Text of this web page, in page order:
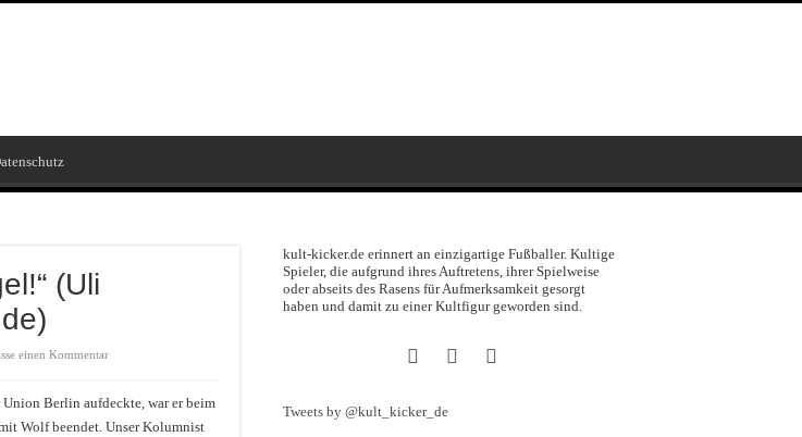
(Uli
einen Kommentar
Berlin aufdeckte, war er beim
Wolf beendet. Unser Kolumnist
kult-kicker.de erinnert an einzigartige Fußballer. Kultige
Spieler, die aufgrund ihres Auftretens, ihrer Spielweise
oder abseits des Rasens für Aufmerksamkeit gesorgt
haben und damit zu einer Kultfigur geworden sind.
Tweets by @kult_kicker_de